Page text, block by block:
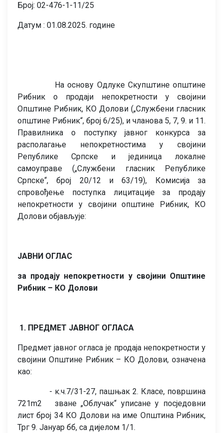
Број: 02-476-1-11/25
Датум : 01.08.2025. године
На основу Одлуке Скупштине општине
Рибник о продаји непокретности у својини
Општине Рибник, КО Долови („Службени гласник
општине Рибник“, број 6/25), и чланова 5, 7, 9. и 11.
Правилника о поступку јавног конкурса за
располагање непокретностима у својини
Републике Српске и јединица локалне
самоуправе („Службени гласник Републике
Српске“, број 20/12 и 63/19), Комисија за
спровођење поступка лицитације за продају
непокретности у својини општине Рибник, КО
Долови објављује:
ЈАВНИ ОГЛАС
за продају непокретности у својини Општине
Рибник – КО Долови
1. ПРЕДМЕТ ЈАВНОГ ОГЛАСА
Предмет јавног огласа је продаја непокретности у
својини Општине Рибник – КО Долови, означена
као:
- к.ч.7/31-27, пашњак 2. Класе, површина
721m2 зване „Облучак“ уписане у посједовни
лист број 34 КО Долови на име Општина Рибник,
Трг 9. Јануар бб, са дијелом 1/1.